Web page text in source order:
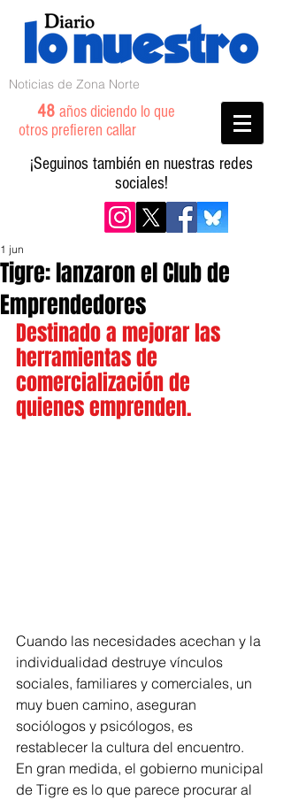
Noticias de Zona Norte
48 años diciendo lo que
otros prefieren callar
¡Seguinos también en nuestras redes
sociales!
Tigre: lanzaron el Club de
Emprendedores
1 jun
Destinado a mejorar las
herramientas de
comercialización de
quienes emprenden.
Cuando las necesidades acechan y la
individualidad destruye vínculos
sociales, familiares y comerciales, un
muy buen camino, aseguran
sociólogos y psicólogos, es
restablecer la cultura del encuentro.
En gran medida, el gobierno municipal
de Tigre es lo que parece procurar al